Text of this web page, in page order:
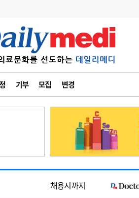
기부 모집 변경
6
관리급여 실시
지필공 지원책
수련환경 개선
의과대학 입시
정책/통계 공시
~2026-08-31
채용시까지
채용시까지